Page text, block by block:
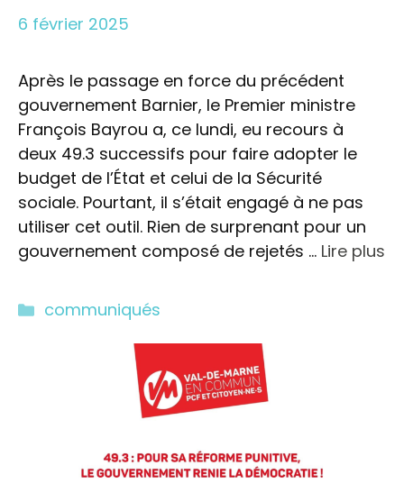
6 février 2025
Après le passage en force du précédent
gouvernement Barnier, le Premier ministre
François Bayrou a, ce lundi, eu recours à
deux 49.3 successifs pour faire adopter le
budget de l’État et celui de la Sécurité
sociale. Pourtant, il s’était engagé à ne pas
utiliser cet outil. Rien de surprenant pour un
gouvernement composé de rejetés … Lire plus
Catégories
communiqués